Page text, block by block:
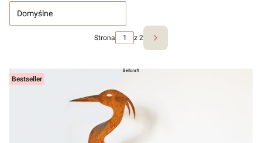
Domyślne
Strona z 2
Następne produkty
Bestseller